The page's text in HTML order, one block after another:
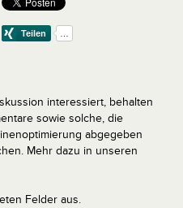
interessiert, behalten
sowie solche, die
abgegeben
Mehr dazu in unseren
Felder aus.